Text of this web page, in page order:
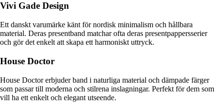
Vivi Gade Design
Ett danskt varumärke känt för nordisk minimalism och hållbara
material. Deras presentband matchar ofta deras presentpappersserier
och gör det enkelt att skapa ett harmoniskt uttryck.
House Doctor
House Doctor erbjuder band i naturliga material och dämpade färger
som passar till moderna och stilrena inslagningar. Perfekt för dem som
vill ha ett enkelt och elegant utseende.